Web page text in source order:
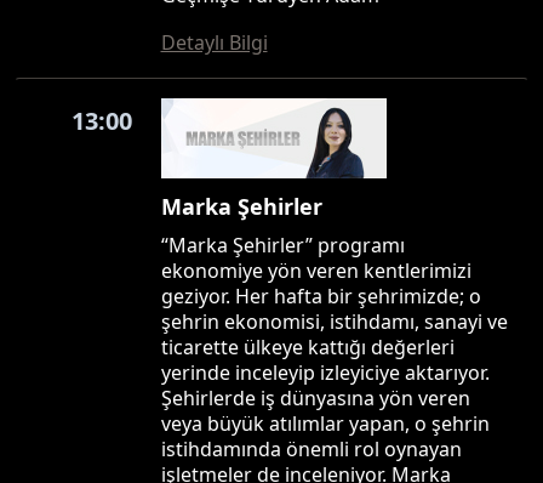
Detaylı Bilgi
13:00
Marka Şehirler
“Marka Şehirler” programı
ekonomiye yön veren kentlerimizi
geziyor. Her hafta bir şehrimizde; o
şehrin ekonomisi, istihdamı, sanayi ve
ticarette ülkeye kattığı değerleri
yerinde inceleyip izleyiciye aktarıyor.
Şehirlerde iş dünyasına yön veren
veya büyük atılımlar yapan, o şehrin
istihdamında önemli rol oynayan
işletmeler de inceleniyor. Marka